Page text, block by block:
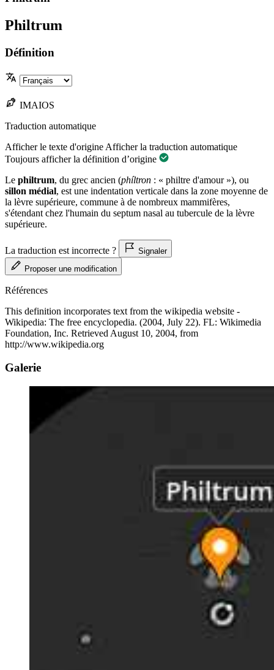
Philtrum
Définition
IMAIOS
Traduction automatique
Afficher le texte d'origine Afficher la traduction automatique
Toujours afficher la définition d’origine
Le philtrum, du grec ancien (phíltron : « philtre d'amour »), ou
sillon médial, est une indentation verticale dans la zone moyenne de
la lèvre supérieure, commune à de nombreux mammifères,
s'étendant chez l'humain du septum nasal au tubercule de la lèvre
supérieure.
La traduction est incorrecte ?
Signaler
Proposer une modification
Références
This definition incorporates text from the wikipedia website -
Wikipedia: The free encyclopedia. (2004, July 22). FL: Wikimedia
Foundation, Inc. Retrieved August 10, 2004, from
http://www.wikipedia.org
Galerie